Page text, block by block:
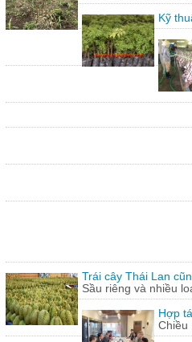
Kỹ
Trái cây Thái Lan
Sầu riêng và nhiều
Hợp
Chiều